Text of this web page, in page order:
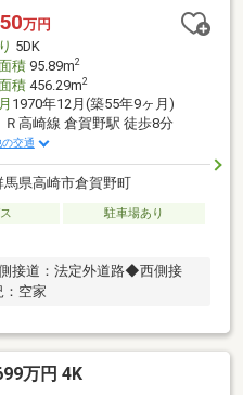
万円
5DK
積95.89m2
積456.29m2
1970年12月(築55年9ヶ月)
Ｒ高崎線 倉賀野駅 徒歩8分
の交通
馬県高崎市倉賀野町
駐車場あり
道：法定外道路◆西側接
空家
万円 4K